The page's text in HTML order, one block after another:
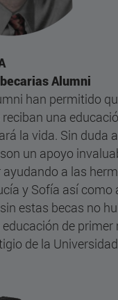
Alumni
han permitido
una
la vida. Sin duda
un apoyo
ayudando a las
y Sofía así como
estas becas no
de
de la